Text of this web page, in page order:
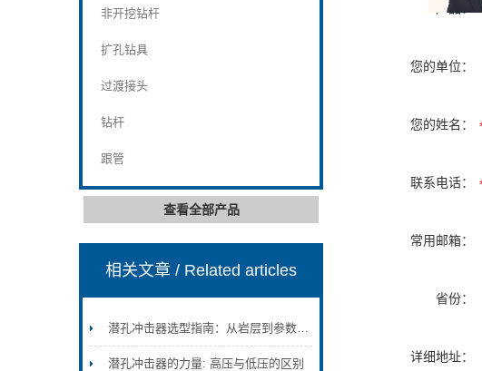
非开挖钻杆
扩孔钻具
过渡接头
钻杆
跟管
查看全部产品
相关文章/ Related articles
潜孔冲击器选型指南：从岩层到参数的系统化决策
潜孔冲击器的力量: 高压与低压的区别
产品：
您的单位：
您的姓名：
联系电话：
常用邮箱：
省份：
详细地址：